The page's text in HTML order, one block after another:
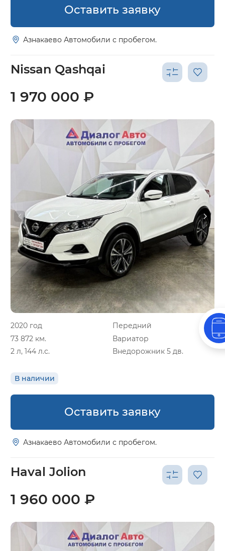
Оставить заявку
Азнакаево Автомобили с пробегом.
Nissan Qashqai
2020 год
Передний
73 872 км.
Вариатор
2 л, 144 л.с.
Внедорожник 5 дв.
В наличии
1 970 000 ₽
Оставить заявку
Азнакаево Автомобили с пробегом.
Haval Jolion
1 960 000 ₽